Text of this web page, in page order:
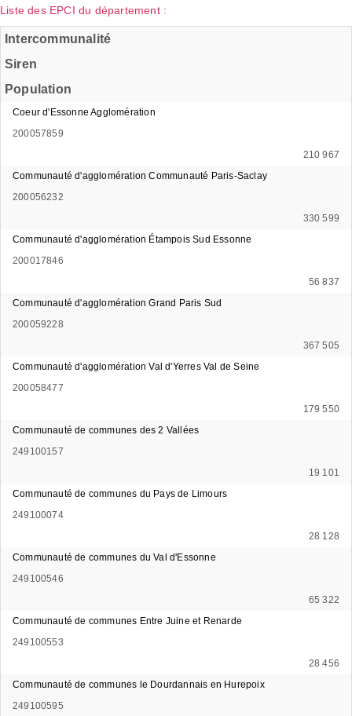
Liste des EPCI du département :
Intercommunalité
Siren
Population
Coeur d'Essonne Agglomération
200057859
210 967
Communauté d'agglomération Communauté Paris-Saclay
200056232
330 599
Communauté d'agglomération Étampois Sud Essonne
200017846
56 837
Communauté d'agglomération Grand Paris Sud
200059228
367 505
Communauté d'agglomération Val d'Yerres Val de Seine
200058477
179 550
Communauté de communes des 2 Vallées
249100157
19 101
Communauté de communes du Pays de Limours
249100074
28 128
Communauté de communes du Val d'Essonne
249100546
65 322
Communauté de communes Entre Juine et Renarde
249100553
28 456
Communauté de communes le Dourdannais en Hurepoix
249100595